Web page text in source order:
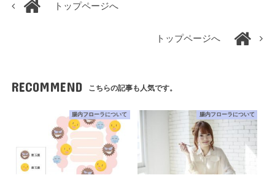
トップページへ
トップページへ
RECOMMEND こちらの記事も人気です。
腸内フローラについて 腸内フローラについて